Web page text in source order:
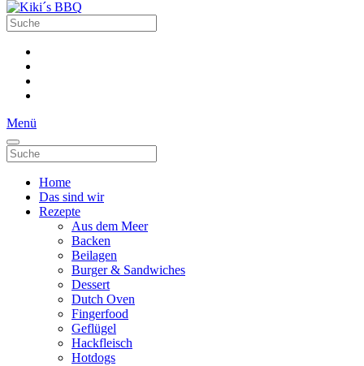
Menü
Home
Das sind wir
Rezepte
Aus dem Meer
Backen
Beilagen
Burger & Sandwiches
Dessert
Dutch Oven
Fingerfood
Geflügel
Hackfleisch
Hotdogs